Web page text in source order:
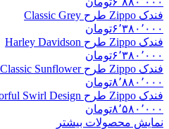
فندک Zippo طرح Classic Grey
۶٬۳۸۰٬۰۰۰تومان
فندک Zippo طرح Harley Davidson
۶٬۳۸۰٬۰۰۰تومان
فندک Zippo طرح Classic Sunflower
۸٬۸۸۰٬۰۰۰تومان
فندک Zippo طرح Colorful Swirl Design
۸٬۵۸۰٬۰۰۰تومان
نمایش محصولات بیشتر